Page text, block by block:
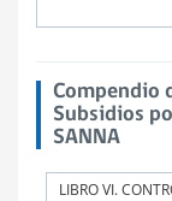
Compendio
Subsidios
SANNA